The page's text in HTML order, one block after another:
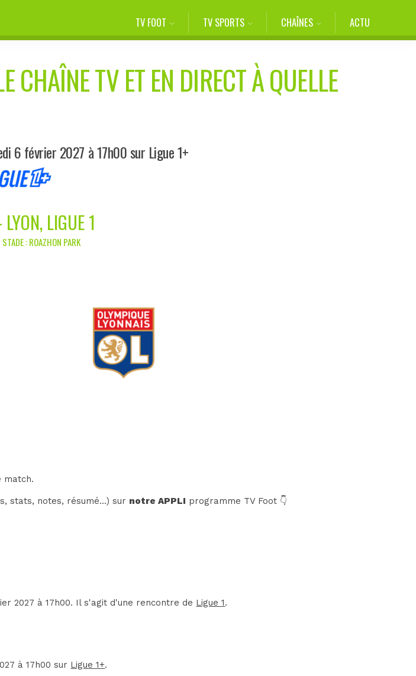
TV FOOT TV SPORTS CHAÎNES ACTU
CHAÎNE TV ET EN DIRECT À QUELLE
6 février 2027 à 17h00 sur Ligue 1+
LIGUE 1
: ROAZHON PARK
match.
stats, notes, résumé...) sur notre APPLI programme TV Foot 👇
2027 à 17h00. Il s'agit d'une rencontre de Ligue 1.
à 17h00 sur Ligue 1+.